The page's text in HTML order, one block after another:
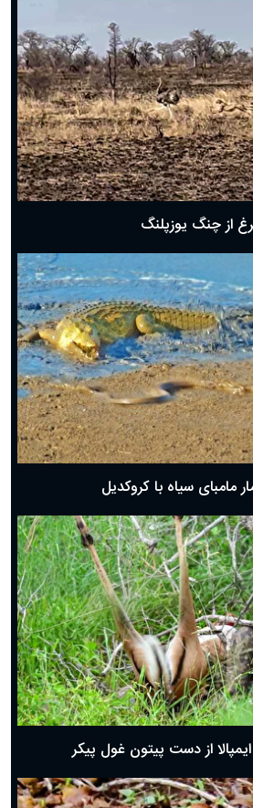
از چنگ یوزپلنگ
مامبای سیاه با کروکدیل
از دست پیتون غول پیکر